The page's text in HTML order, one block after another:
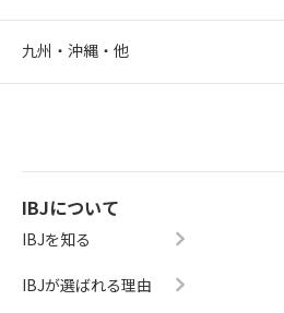
九州・沖縄・他
IBJについて
IBJを知る
IBJが選ばれる理由